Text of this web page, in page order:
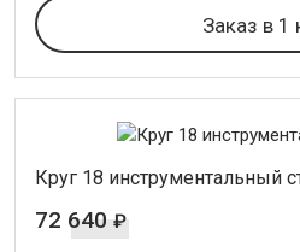
Заказ в 1
Круг 18 инструментальный
72 640 ₽